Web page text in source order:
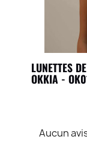
LUNETTES
OKKIA -
Aucun